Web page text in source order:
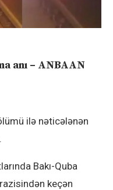
anı – ANBAAN
ilə nəticələnən
Bakı-Quba
keçən